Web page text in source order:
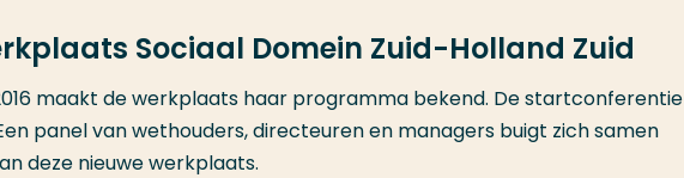
Sociaal Domein Zuid-Holland Zuid
maakt de werkplaats haar programma bekend. De startconferentie
panel van wethouders, directeuren en managers buigt zich samen
deze nieuwe werkplaats.